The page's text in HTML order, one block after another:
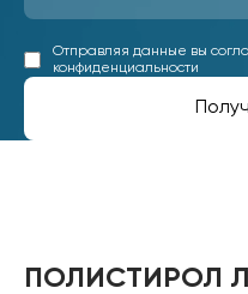
Отправляя данные вы
конфиденциальности
ПОЛИСТИРОЛ